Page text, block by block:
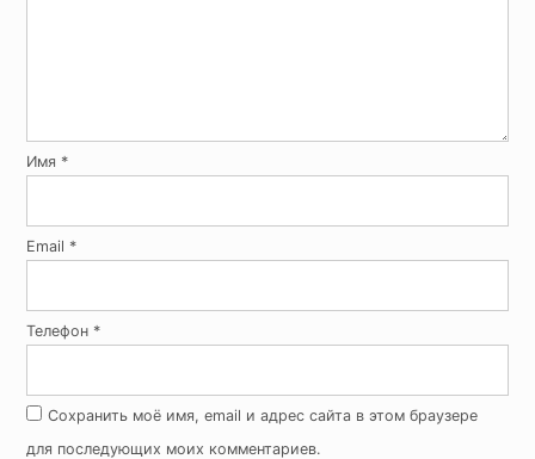
Имя *
Email *
Телефон *
Сохранить моё имя, email и адрес сайта в этом браузере
для последующих моих комментариев.